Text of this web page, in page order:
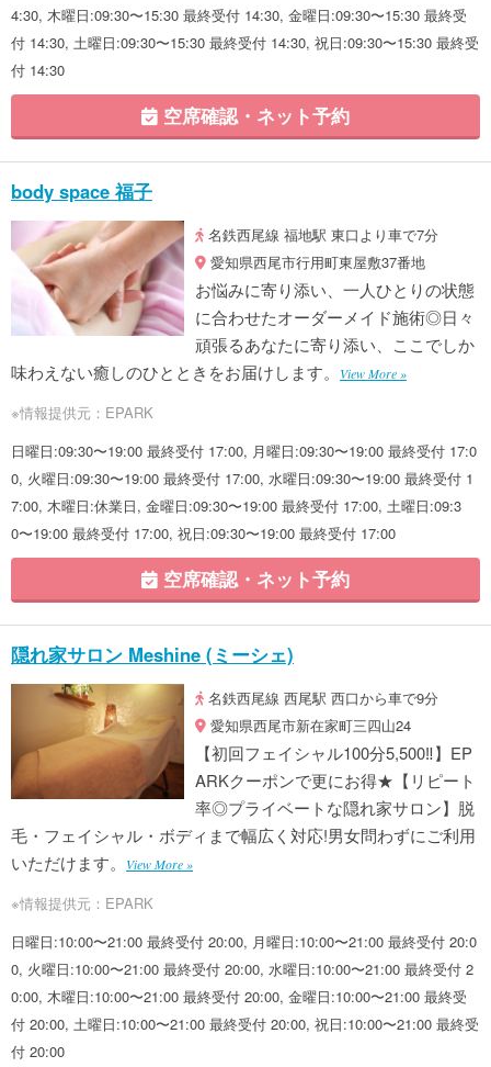
4:30, 木曜日:09:30〜15:30 最終受付 14:30, 金曜日:09:30〜15:30 最終受
付 14:30, 土曜日:09:30〜15:30 最終受付 14:30, 祝日:09:30〜15:30 最終受
付 14:30
空席確認・ネット予約
body space 福子
名鉄西尾線 福地駅 東口より車で7分
愛知県西尾市行用町東屋敷37番地
お悩みに寄り添い、一人ひとりの状態
に合わせたオーダーメイド施術◎日々
頑張るあなたに寄り添い、ここでしか
味わえない癒しのひとときをお届けします。
View More »
※情報提供元：EPARK
日曜日:09:30〜19:00 最終受付 17:00, 月曜日:09:30〜19:00 最終受付 17:0
0, 火曜日:09:30〜19:00 最終受付 17:00, 水曜日:09:30〜19:00 最終受付 1
7:00, 木曜日:休業日, 金曜日:09:30〜19:00 最終受付 17:00, 土曜日:09:3
0〜19:00 最終受付 17:00, 祝日:09:30〜19:00 最終受付 17:00
空席確認・ネット予約
隠れ家サロン Meshine (ミーシェ)
名鉄西尾線 西尾駅 西口から車で9分
愛知県西尾市新在家町三四山24
【初回フェイシャル100分5,500‼】EP
ARKクーポンで更にお得★【リピート
率◎プライベートな隠れ家サロン】脱
毛・フェイシャル・ボディまで幅広く対応!男女問わずにご利用
いただけます。
View More »
※情報提供元：EPARK
日曜日:10:00〜21:00 最終受付 20:00, 月曜日:10:00〜21:00 最終受付 20:0
0, 火曜日:10:00〜21:00 最終受付 20:00, 水曜日:10:00〜21:00 最終受付 2
0:00, 木曜日:10:00〜21:00 最終受付 20:00, 金曜日:10:00〜21:00 最終受
付 20:00, 土曜日:10:00〜21:00 最終受付 20:00, 祝日:10:00〜21:00 最終受
付 20:00